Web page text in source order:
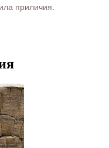
приличия.